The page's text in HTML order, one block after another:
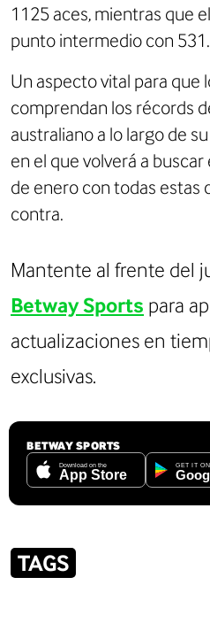
1125 aces, mientras que
punto intermedio con 531.
Un aspecto vital para que
comprendan los récords
australiano a lo largo de
en el que volverá a
de enero con todas estas
contra.
Mantente al frente del
Betway Sports para
actualizaciones en
exclusivas.
BETWAY SPORTS
TAGS